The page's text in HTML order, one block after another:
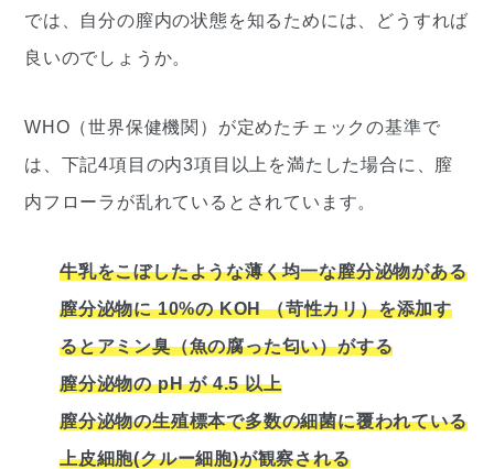
では、自分の膣内の状態を知るためには、どうすれば
良いのでしょうか。
WHO（世界保健機関）が定めたチェックの基準で
は、下記4項目の内3項目以上を満たした場合に、膣
内フローラが乱れているとされています。
牛乳をこぼしたような薄く均一な膣分泌物がある
膣分泌物に 10%の KOH （苛性カリ）を添加す
るとアミン臭（魚の腐った匂い）がする
膣分泌物の pH が 4.5 以上
膣分泌物の生殖標本で多数の細菌に覆われている
上皮細胞(クルー細胞)が観察される